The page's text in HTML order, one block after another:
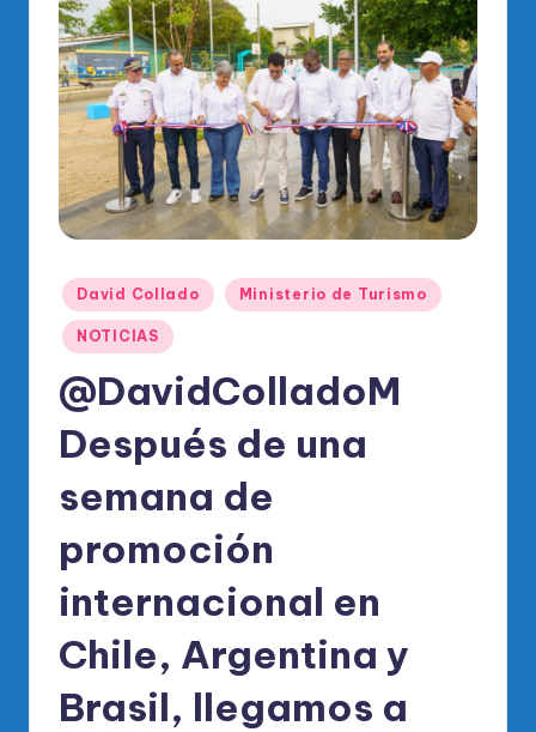
di
o
O
fi
ci
al
el
P
R
Publicado
en
David Collado Ministerio de Turismo
NOTICIAS
@DavidColladoM
Después de una
semana de
promoción
internacional en
Chile, Argentina y
Brasil, llegamos a